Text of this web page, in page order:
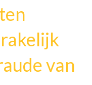
van